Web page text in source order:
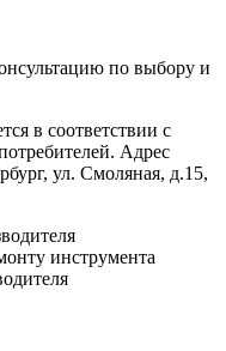
по выбору и
в соответствии с
Адрес
ул. Смоляная, д.15,
инструмента